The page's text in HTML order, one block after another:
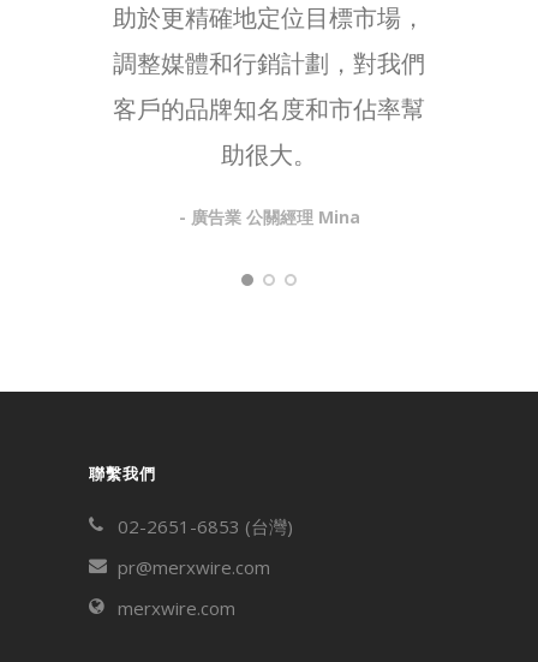
助於更精確地定位目標市場，
調整媒體和行銷計劃，對我們
客戶的品牌知名度和市佔率幫
助很大。
- 廣告業 公關經理 Mina
聯繫我們
02-2651-6853 (台灣)
pr@merxwire.com
merxwire.com